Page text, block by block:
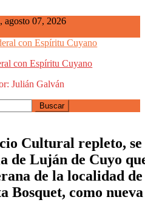
agosto 07, 2026
con Espíritu Cuyano
Julián Galván
Cultural repleto, se
de Luján de Cuyo
de la localidad de
Bosquet, como nueva